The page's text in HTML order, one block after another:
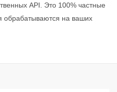
API. Это 100% частные
обрабатываются на ваших